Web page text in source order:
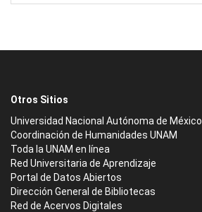
Otros Sitios
Universidad Nacional Autónoma de México
Coordinación de Humanidades UNAM
Toda la UNAM en línea
Red Universitaria de Aprendizaje
Portal de Datos Abiertos
Dirección General de Bibliotecas
Red de Acervos Digitales